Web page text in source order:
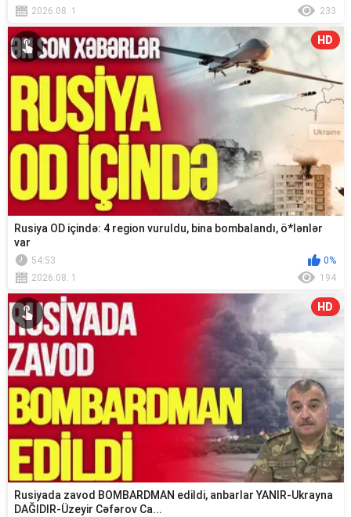
2026.08. 1
233
HD
Rusiya OD içində: 4 region vuruldu, bina bombalandı, ö*lənlər
var
54:53
0%
2026.08. 1
194
HD
Rusiyada zavod BOMBARDMAN edildi, anbarlar YANIR-Ukrayna
DAĞIDIR-Üzeyir Cəfərov Ca...